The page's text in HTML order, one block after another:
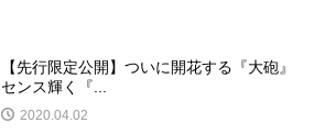
【先行限定公開】ついに開花する『大砲』
センス輝く『...
2020.04.02